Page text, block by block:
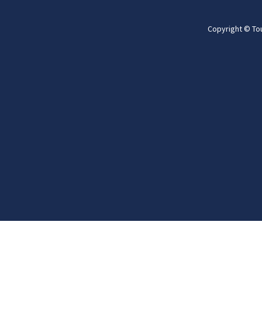
Copyright ©